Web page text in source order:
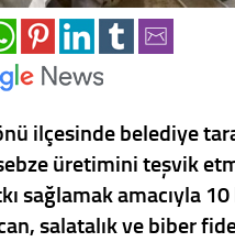
ilçesinde belediye
üretimini teşvik
sağlamak amacıyla
salatalık ve biber